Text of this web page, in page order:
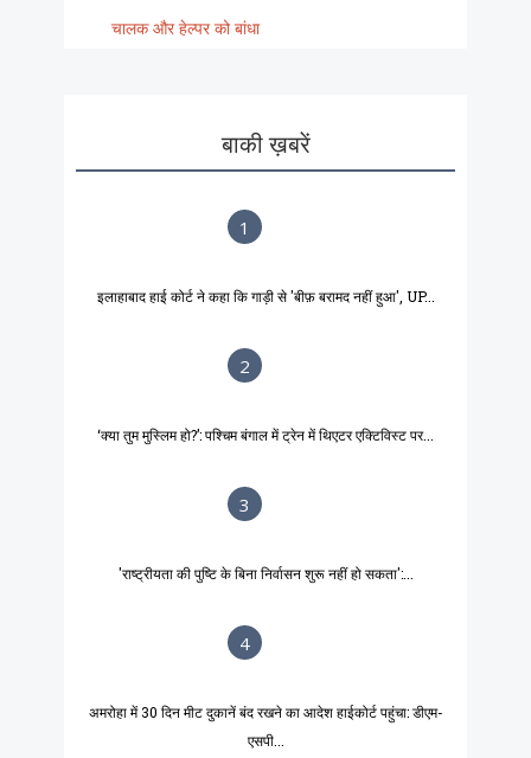
चालक और हेल्पर को बांधा
बाकी ख़बरें
1
इलाहाबाद हाई कोर्ट ने कहा कि गाड़ी से 'बीफ़ बरामद नहीं हुआ', UP...
2
‘क्या तुम मुस्लिम हो?’: पश्चिम बंगाल में ट्रेन में थिएटर एक्टिविस्ट पर...
3
'राष्ट्रीयता की पुष्टि के बिना निर्वासन शुरू नहीं हो सकता':...
4
अमरोहा में 30 दिन मीट दुकानें बंद रखने का आदेश हाईकोर्ट पहुंचा: डीएम-
एसपी...